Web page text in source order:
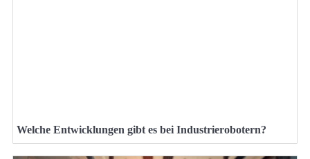
Welche Entwicklungen gibt es bei Industrierobotern?